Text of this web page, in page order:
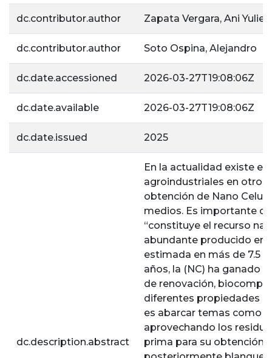
dc.contributor.author Zapata Vergara, Ani Yulied
dc.contributor.author Soto Ospina, Alejandro
dc.date.accessioned 2026-03-27T19:08:06Z
dc.date.available 2026-03-27T19:08:06Z
dc.date.issued 2025
dc.description.abstract
En la actualidad existe el
agroindustriales en otros
obtención de Nano
medios. Es importante
“constituye el recurso
abundante producido en
estimada en más de 7.5 ×
años, la (NC) ha ganado
de renovación,
diferentes propiedades
es abarcar temas como
aprovechando los
prima para su obtención,